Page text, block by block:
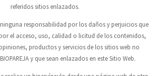
referidos sitios enlazados.
responsabilidad por los daños y perjuicios que
el acceso, uso, calidad o licitud de los contenidos,
productos y servicios de los sitios web no
BIOPAREJAy que sean enlazados en este Sitio Web.